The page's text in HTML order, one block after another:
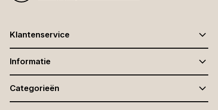
Klantenservice
Informatie
Categorieën